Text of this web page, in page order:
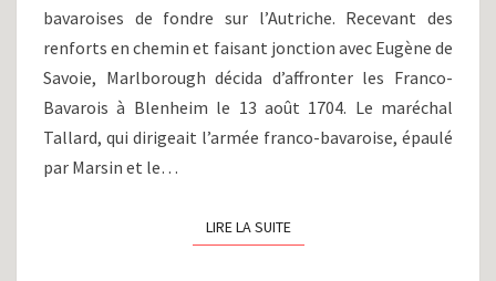
bavaroises de fondre sur l’Autriche. Recevant des
renforts en chemin et faisant jonction avec Eugène de
Savoie, Marlborough décida d’affronter les Franco-
Bavarois à Blenheim le 13 août 1704. Le maréchal
Tallard, qui dirigeait l’armée franco-bavaroise, épaulé
par Marsin et le…
LIRE LA SUITELIRE LA SUITE